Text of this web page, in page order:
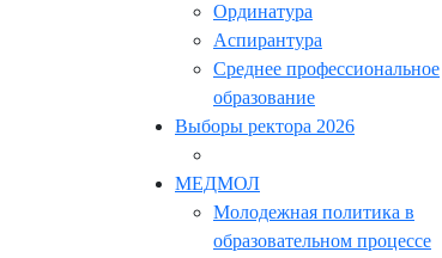
Ординатура
Аспирантура
Среднее профессиональное
образование
Выборы ректора 2026
МЕДМОЛ
Молодежная политика в
образовательном процессе